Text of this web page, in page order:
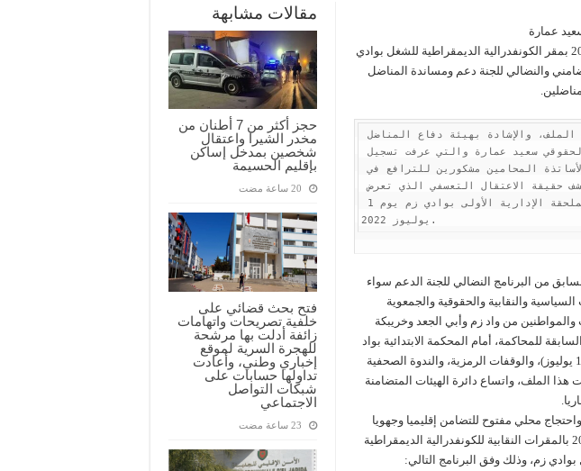
مقالات مشابهة
حجز أكثر من 7 أطنان من
مخدر الشيرا واعتقال
شخصين بمدخل إساكن
بإقليم الحسيمة
فتح بحث قضائي على
خلفية تصريحات واتهامات
زائفة أدلت بها مرشحة
للهجرة السرية لموقع
إخباري وطني، وأعادت
تداولها حسابات على
شبكات التواصل
الاجتماعي
عمارة
انعقد يوم السبت 16 يوليوز 2022 بمقر الكونفدرالية الديمقراطية للشغل بوادي
والنضالي للجنة دعم ومساندة المناضل
نيابات إضافية لبعض الأساتذة المحامين مشكورين للترافع في
هذا الملف، ودورها في كشف حقيقة الاعتقال التعسفي الذي تعرض
يوليوز 2022.
من البرنامج النضالي للجنة الدعم سواء
والنقابية والحقوقية والجمعوية
من واد زم وأبي الجعد وخريبكة
للمحاكمة، أمام المحكمة الابتدائية بواد
زم (تم تأجيلها إلى يوم الإثنين 18 يوليوز)، والوقفات الرمزية، والندوة الصحفية
الملف، واتساع دائرة الهيئات المتضامنة
محلي مفتوح للتضامن إقليميا وجهويا
ووطنيا، يوم الأحد 17 يوليوز 2022 بالمقرات النقابية للكونفدرالية الديمقراطية
زم، وذلك وفق البرنامج التالي: